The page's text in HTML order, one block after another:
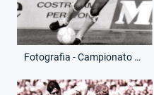
Fotografia - Campionato Serie A - Paolo Di Canio